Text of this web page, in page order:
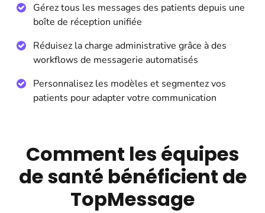
Gérez tous les messages des patients depuis une
boîte de réception unifiée
Réduisez la charge administrative grâce à des
workflows de messagerie automatisés
Personnalisez les modèles et segmentez vos
patients pour adapter votre communication
Comment les équipes
de santé bénéficient de
TopMessage